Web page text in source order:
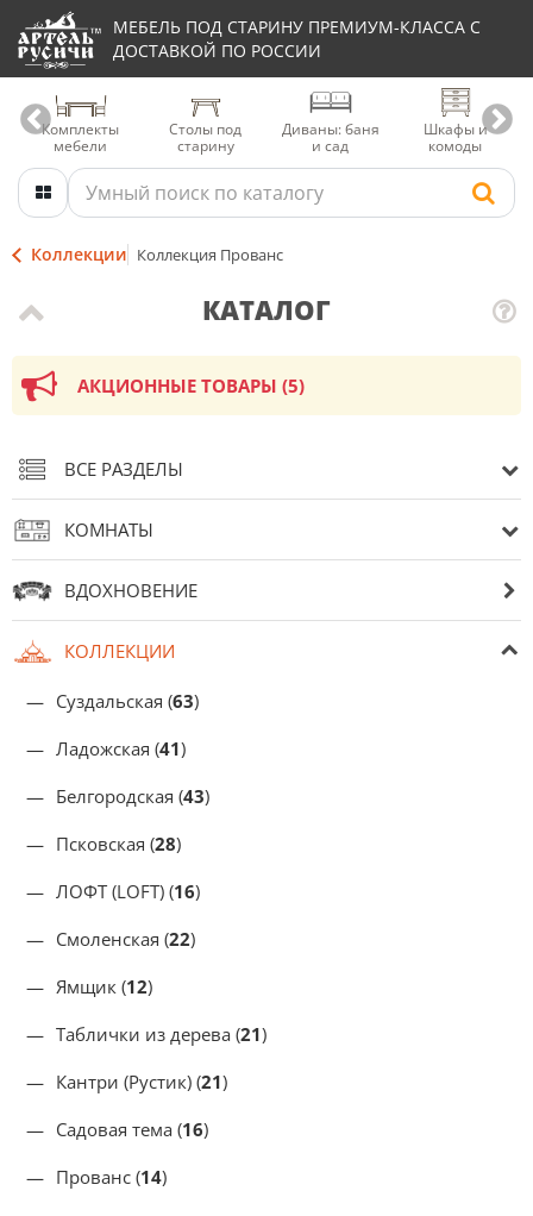
МЕБЕЛЬ ПОД СТАРИНУ ПРЕМИУМ-КЛАССА С
ДОСТАВКОЙ ПО РОССИИ
Комплекты
мебели
Столы под
старину
Диваны: баня
и сад
Шкафы и
комоды
Коллекции Коллекция Прованс
КАТАЛОГ
АКЦИОННЫЕ ТОВАРЫ (5)
ВСЕ РАЗДЕЛЫ
КОЛЛЕКЦИИ
Суздальская (63)
Ладожская (41)
Белгородская (43)
Псковская (28)
ЛОФТ (LOFT) (16)
Смоленская (22)
Ямщик (12)
Таблички из дерева (21)
Кантри (Рустик) (21)
Садовая тема (16)
Прованс (14)
КОМНАТЫ
ВДОХНОВЕНИЕ